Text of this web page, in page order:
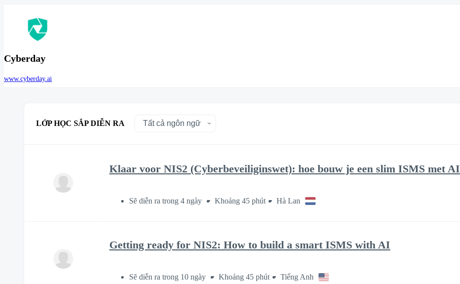
Cyberday
www.cyberday.ai
LỚP HỌC SẮP DIỄN RA
Klaar voor NIS2 (Cyberbeveiliginswet): hoe bouw je een slim ISMS met AI
Sẽ diễn ra trong 4 ngày Khoảng 45 phút Hà Lan
Getting ready for NIS2: How to build a smart ISMS with AI
Sẽ diễn ra trong 10 ngày Khoảng 45 phút Tiếng Anh